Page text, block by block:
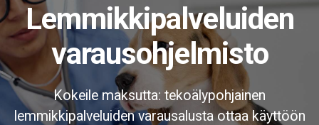
Lemmikkipalveluiden
varausohjelmisto
Kokeile maksutta: tekoälypohjainen
lemmikkipalveluiden varausalusta ottaa käyttöön